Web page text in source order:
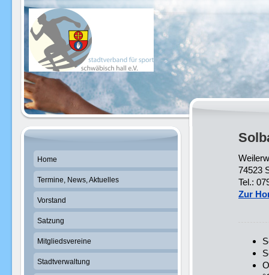
74523
Tel.:
Zur
Home
Termine, News, Aktuelles
Vorstand
Satzung
Mitgliedsvereine
Stadtverwaltung